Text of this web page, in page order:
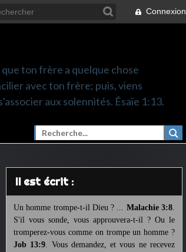
Connexion
ton frère a quelque chose
avec ton frère; puis, viens
aux solennités. Ésaïe 1:13.
Il est écrit :
Un homme trompe-t-il Dieu ? ... Malachie 3:8.
S'il vous sonde, vous approuvera-t-il ? Ou le
tromperez-vous comme on trompe un homme ?
Job 13:9. Vous demandez, et vous ne recevez